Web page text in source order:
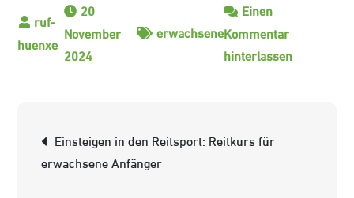
20
November
2024
erwachsene
Einen
Kommentar
hinterlassenzu
Navigation
Einsteigen in den Reitsport: Reitkurs für
erwachsene Anfänger